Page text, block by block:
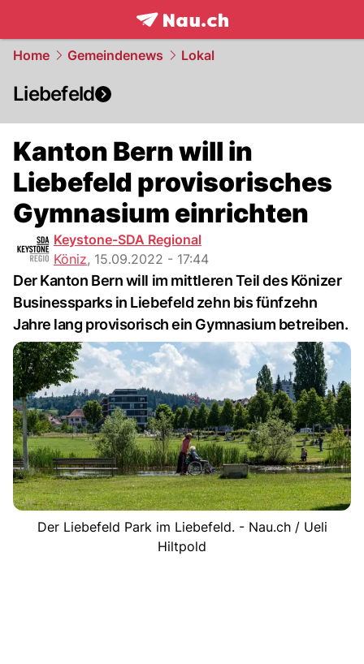
frontpage.NAU.ch
Home Gemeindenews Lokal
Liebefeld
Kanton Bern will in
Liebefeld provisorisches
Gymnasium einrichten
Keystone-SDA Regional
Köniz, 15.09.2022 - 17:44
Der Kanton Bern will im mittleren Teil des Könizer
Businessparks in Liebefeld zehn bis fünfzehn
Jahre lang provisorisch ein Gymnasium betreiben.
Der Liebefeld Park im Liebefeld. - Nau.ch / Ueli
Hiltpold